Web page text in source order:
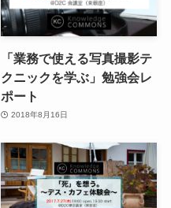
「業務で使える写真撮影テ
クニックを学ぶ」勉強会レ
ポート
2018年8月16日